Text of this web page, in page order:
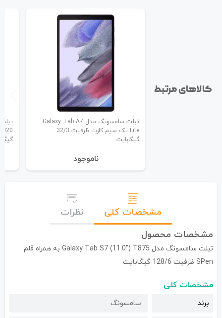
کالاهای مرتبط
تبلت سامسونگ مدل Galaxy Tab A7
Lite تک سیم کارت ظرفیت 32/3
گیگابایت
نا‌موجود
مشخصات کلی
نظرات
مشخصات محصول
تبلت سامسونگ مدل Galaxy Tab S7 (11.0") T875 به همراه قلم
SPen ظرفیت 128/6 گیگابایت
مشخصات کلی
برند سامسونگ